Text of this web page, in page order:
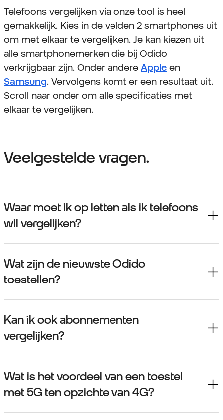
Telefoons vergelijken via onze tool is heel
gemakkelijk. Kies in de velden 2 smartphones uit
om met elkaar te vergelijken. Je kan kiezen uit
alle smartphonemerken die bij Odido
verkrijgbaar zijn. Onder andere Apple en
Samsung. Vervolgens komt er een resultaat uit.
Scroll naar onder om alle specificaties met
elkaar te vergelijken.
Veelgestelde vragen.
Waar moet ik op letten als ik telefoons
wil vergelijken?
Wat zijn de nieuwste Odido
toestellen?
Kan ik ook abonnementen
vergelijken?
Wat is het voordeel van een toestel
met 5G ten opzichte van 4G?